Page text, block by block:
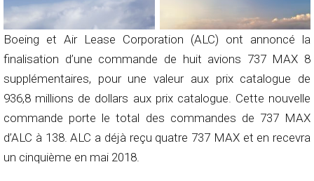
Boeing et Air Lease Corporation (ALC) ont annoncé la
finalisation d’une commande de huit avions 737 MAX 8
supplémentaires, pour une valeur aux prix catalogue de
936,8 millions de dollars aux prix catalogue. Cette nouvelle
commande porte le total des commandes de 737 MAX
d’ALC à 138. ALC a déjà reçu quatre 737 MAX et en recevra
un cinquième en mai 2018.